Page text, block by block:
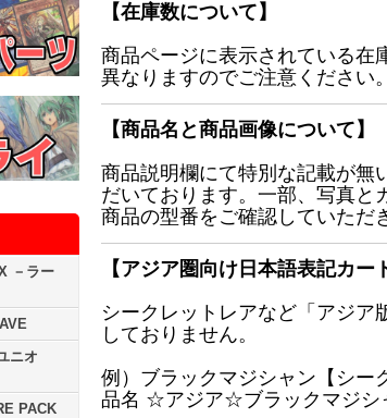
－ラー
ニオ
PACK
【在庫数について】
商品ページに表示されている在
異なりますのでご注意ください。
【商品名と商品画像について】
商品説明欄にて特別な記載が無
だいております。一部、写真と
商品の型番をご確認していただ
【アジア圏向け日本語表記カー
シークレットレアなど「アジア
しておりません。
例）ブラックマジシャン【シー
品名 ☆アジア☆ブラックマジシ